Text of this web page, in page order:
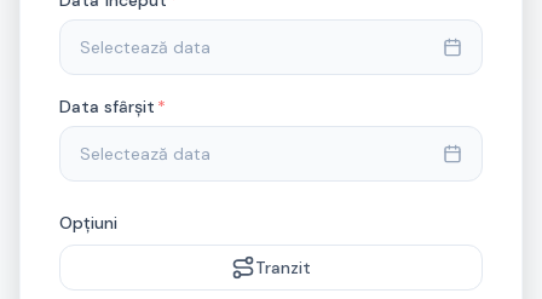
Selectează data
Data sfârșit *
Selectează data
Opțiuni
Tranzit